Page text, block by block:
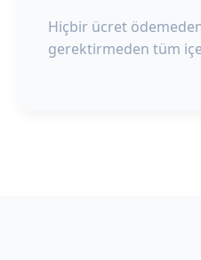
Hiçbir ücret
gerektirmeden tüm